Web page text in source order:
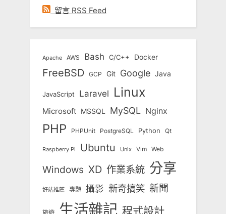
留言 RSS Feed
Apache AWS Bash C/C++ Docker
FreeBSD GCP Git Google Java
JavaScript Laravel Linux
Microsoft MSSQL MySQL Nginx
PHP PHPUnit PostgreSQL Python Qt
Raspberry Pi Ubuntu Unix Vim Web
Windows XD 作業系統 分享
好站推薦 專題 攝影 新奇搞笑 新聞
生活雜記 程式設計